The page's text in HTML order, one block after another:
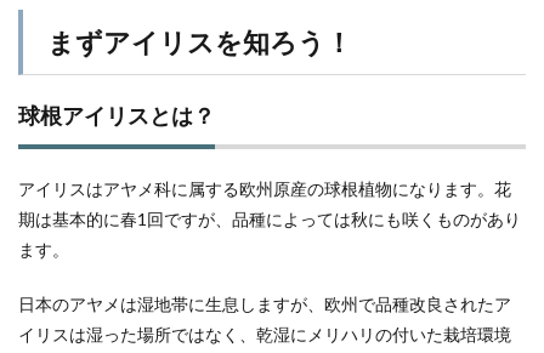
まずアイリスを知ろう！
球根アイリスとは？
アイリスはアヤメ科に属する欧州原産の球根植物になります。花
期は基本的に春1回ですが、品種によっては秋にも咲くものがあり
ます。
日本のアヤメは湿地帯に生息しますが、欧州で品種改良されたア
イリスは湿った場所ではなく、乾湿にメリハリの付いた栽培環境